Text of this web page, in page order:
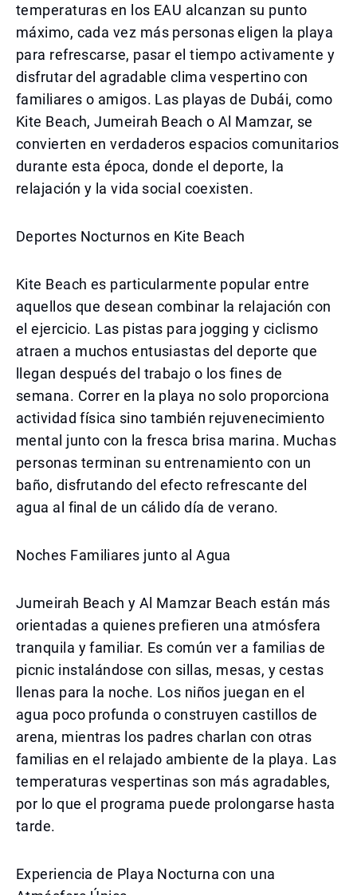
temperaturas en los EAU alcanzan su punto
máximo, cada vez más personas eligen la playa
para refrescarse, pasar el tiempo activamente y
disfrutar del agradable clima vespertino con
familiares o amigos. Las playas de Dubái, como
Kite Beach, Jumeirah Beach o Al Mamzar, se
convierten en verdaderos espacios comunitarios
durante esta época, donde el deporte, la
relajación y la vida social coexisten.
Deportes Nocturnos en Kite Beach
Kite Beach es particularmente popular entre
aquellos que desean combinar la relajación con
el ejercicio. Las pistas para jogging y ciclismo
atraen a muchos entusiastas del deporte que
llegan después del trabajo o los fines de
semana. Correr en la playa no solo proporciona
actividad física sino también rejuvenecimiento
mental junto con la fresca brisa marina. Muchas
personas terminan su entrenamiento con un
baño, disfrutando del efecto refrescante del
agua al final de un cálido día de verano.
Noches Familiares junto al Agua
Jumeirah Beach y Al Mamzar Beach están más
orientadas a quienes prefieren una atmósfera
tranquila y familiar. Es común ver a familias de
picnic instalándose con sillas, mesas, y cestas
llenas para la noche. Los niños juegan en el
agua poco profunda o construyen castillos de
arena, mientras los padres charlan con otras
familias en el relajado ambiente de la playa. Las
temperaturas vespertinas son más agradables,
por lo que el programa puede prolongarse hasta
tarde.
Experiencia de Playa Nocturna con una